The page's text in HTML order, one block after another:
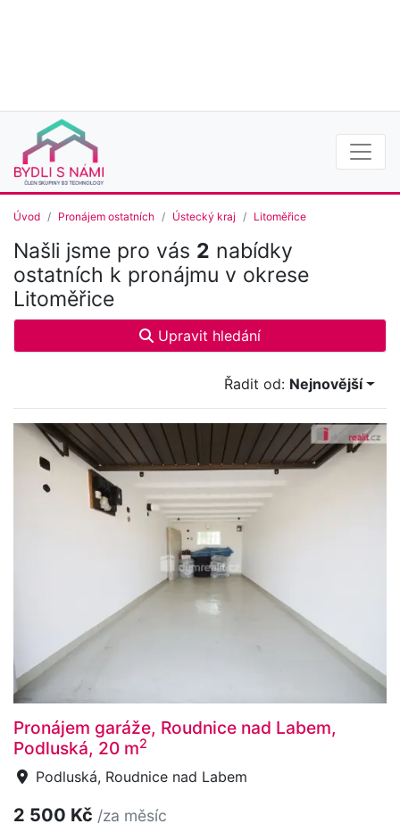
Úvod Pronájem ostatních Ústecký kraj Litoměřice
Našli jsme pro vás 2 nabídky
ostatních k pronájmu v okrese
Litoměřice
Upravit hledání
Řadit od: Nejnovější
Pronájem garáže, Roudnice nad Labem,
Podluská, 20 m2
Podluská, Roudnice nad Labem
2 500 Kč /za měsíc